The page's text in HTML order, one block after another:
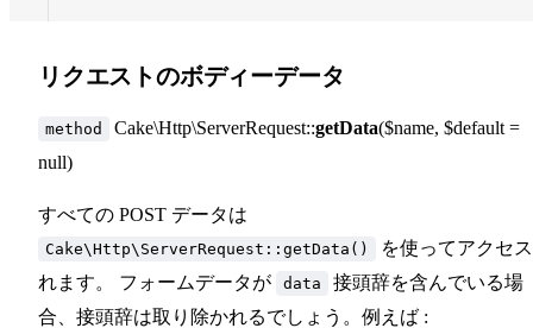
リクエストのボディーデータ
method Cake\Http\ServerRequest::getData($name, $default =
null)
すべての POST データは
Cake\Http\ServerRequest::getData()
を使ってアクセ
れます。 フォームデータが
data
接頭辞を含んでいる場
合、接頭辞は取り除かれるでしょう。例えば :